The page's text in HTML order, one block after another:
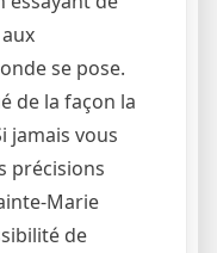
se pose.
de la façon la
jamais vous
précisions
Marie
de